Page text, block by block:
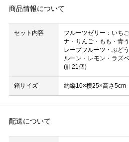
商品情報について
セット内容
フルーツゼリー：いち
ナ・りんご・もも・青
レープフルーツ・ぶど
ルーン・レモン・ラズ
(計21個)
箱サイズ 約縦10×横25×高さ5cm
配送について